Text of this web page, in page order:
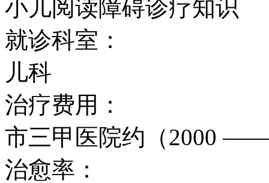
小儿阅读障碍诊疗知识
就诊科室：
儿科
治疗费用：
市三甲医院约（2000 ——
治愈率：